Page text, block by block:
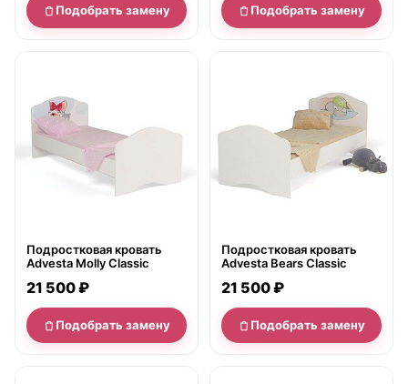
Подобрать замену Подобрать замену
Подростковая кровать
Advesta Molly Classic
21 500 ₽
Подобрать замену
Подростковая кровать
Advesta Bears Classic
21 500 ₽
Подобрать замену